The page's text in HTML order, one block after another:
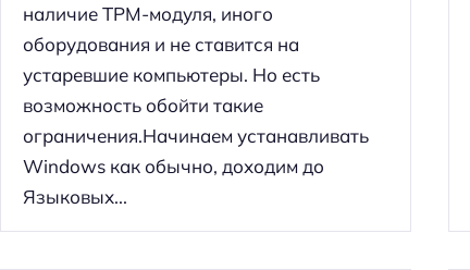
наличие TPM-модуля, иного
оборудования и не ставится на
устаревшие компьютеры. Но есть
возможность обойти такие
ограничения.Начинаем устанавливать
Windows как обычно, доходим до
Языковых...